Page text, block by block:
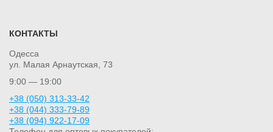
КОНТАКТЫ
Одесса
ул. Малая Арнаутская, 73
9:00 — 19:00
+38 (050) 313-33-42
+38 (044) 333-79-89
+38 (094) 922-17-09